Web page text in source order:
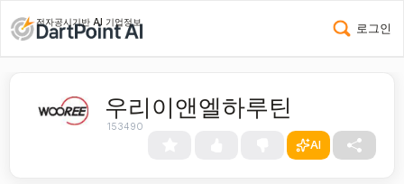
전자공시기반 AI 기업정보 로그인
우리이앤엘하루틴
153490
AI